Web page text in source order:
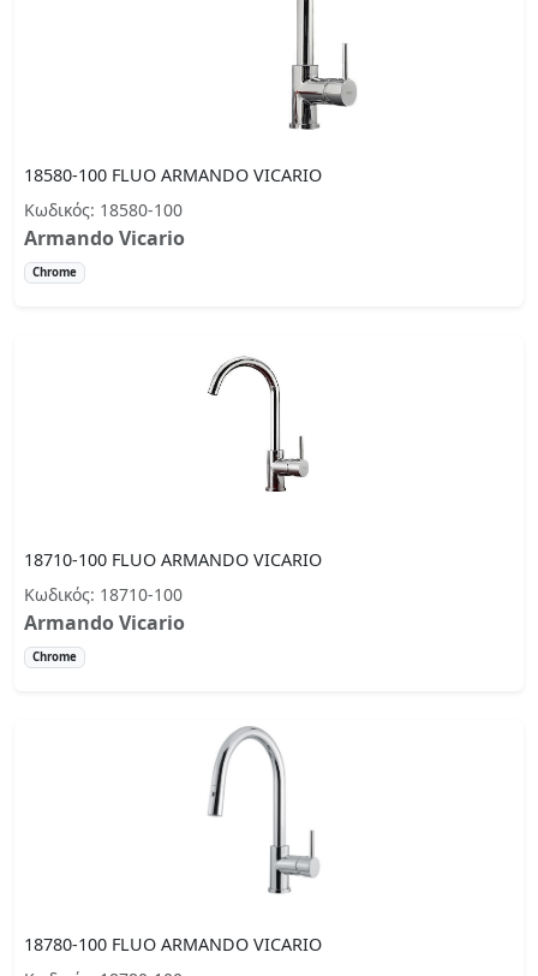
18580-100 FLUO ARMANDO VICARIO
Κωδικός: 18580-100
Armando Vicario
Chrome
18710-100 FLUO ARMANDO VICARIO
Κωδικός: 18710-100
Armando Vicario
Chrome
18780-100 FLUO ARMANDO VICARIO